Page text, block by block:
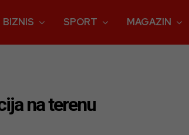
BIZNIS SPORT MAGAZIN
na terenu